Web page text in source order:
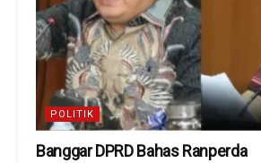
POLITIK
Banggar DPRD Bahas Ranperda